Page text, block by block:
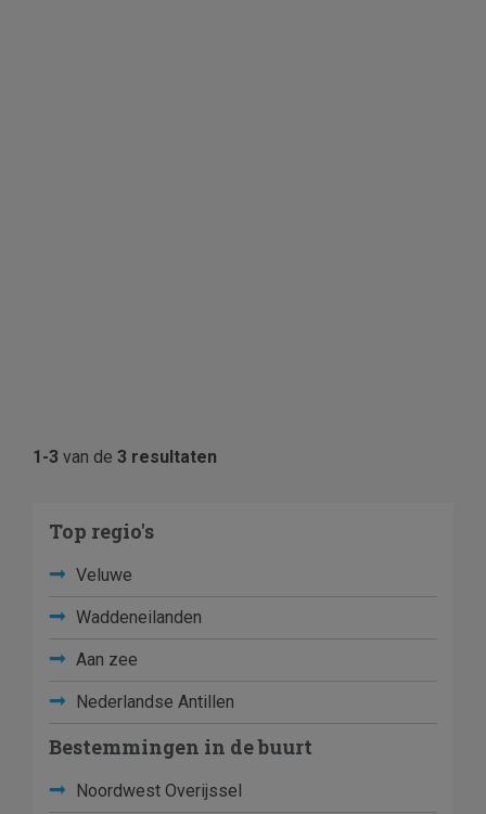
1-3 van de 3 resultaten
Top regio's
Veluwe
Waddeneilanden
Aan zee
Nederlandse Antillen
Bestemmingen in de buurt
Noordwest Overijssel